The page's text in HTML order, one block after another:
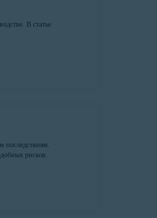
В статье
последствиям.
рисков.